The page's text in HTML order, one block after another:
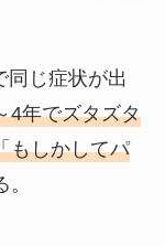
同じ症状が出
4年でズタズタ
もしかしてパ